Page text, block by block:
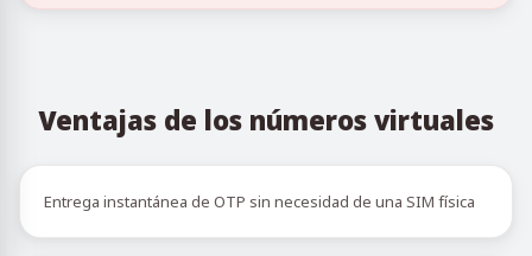
Ventajas de los números virtuales
Entrega instantánea de OTP sin necesidad de una SIM física